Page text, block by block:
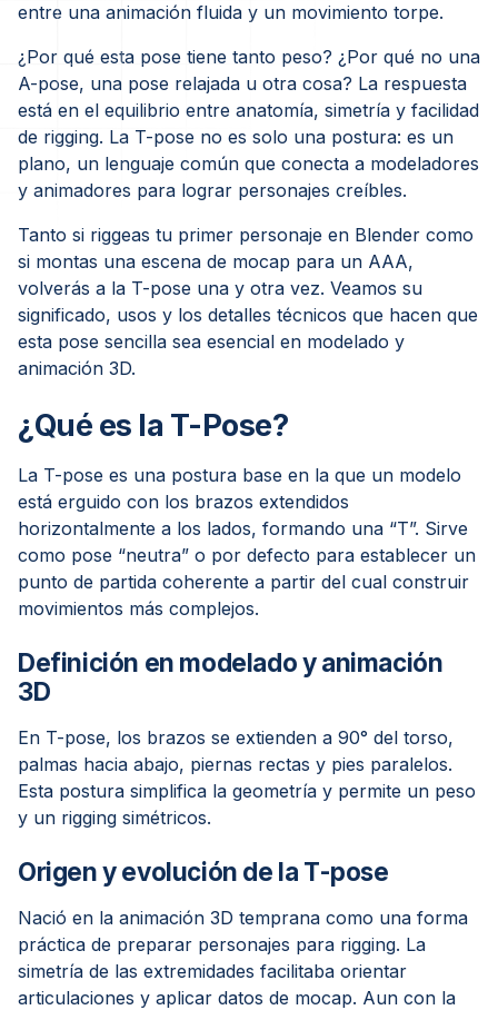
entre una animación fluida y un movimiento torpe.
¿Por qué esta pose tiene tanto peso? ¿Por qué no una
A-pose, una pose relajada u otra cosa? La respuesta
está en el equilibrio entre anatomía, simetría y facilidad
de rigging. La T-pose no es solo una postura: es un
plano, un lenguaje común que conecta a modeladores
y animadores para lograr personajes creíbles.
Tanto si riggeas tu primer personaje en Blender como
si montas una escena de mocap para un AAA,
volverás a la T-pose una y otra vez. Veamos su
significado, usos y los detalles técnicos que hacen que
esta pose sencilla sea esencial en modelado y
animación 3D.
¿Qué es la T-Pose?
La T-pose es una postura base en la que un modelo
está erguido con los brazos extendidos
horizontalmente a los lados, formando una “T”. Sirve
como pose “neutra” o por defecto para establecer un
punto de partida coherente a partir del cual construir
movimientos más complejos.
Definición en modelado y animación
3D
En T-pose, los brazos se extienden a 90° del torso,
palmas hacia abajo, piernas rectas y pies paralelos.
Esta postura simplifica la geometría y permite un peso
y un rigging simétricos.
Origen y evolución de la T-pose
Nació en la animación 3D temprana como una forma
práctica de preparar personajes para rigging. La
simetría de las extremidades facilitaba orientar
articulaciones y aplicar datos de mocap. Aun con la